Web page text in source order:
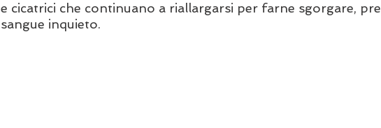
e cicatrici che continuano a riallargarsi per farne sgorgare,
sangue inquieto.